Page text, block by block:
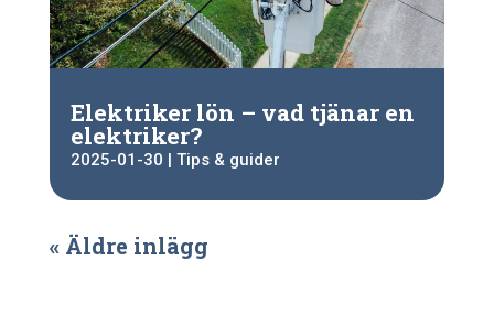
Elektriker lön – vad tjänar en
elektriker?
2025-01-30 | Tips & guider
« Äldre inlägg